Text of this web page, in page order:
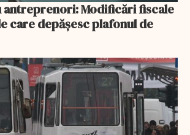
antreprenori: Modificări fiscale
care depășesc plafonul de